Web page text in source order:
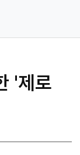
'제로